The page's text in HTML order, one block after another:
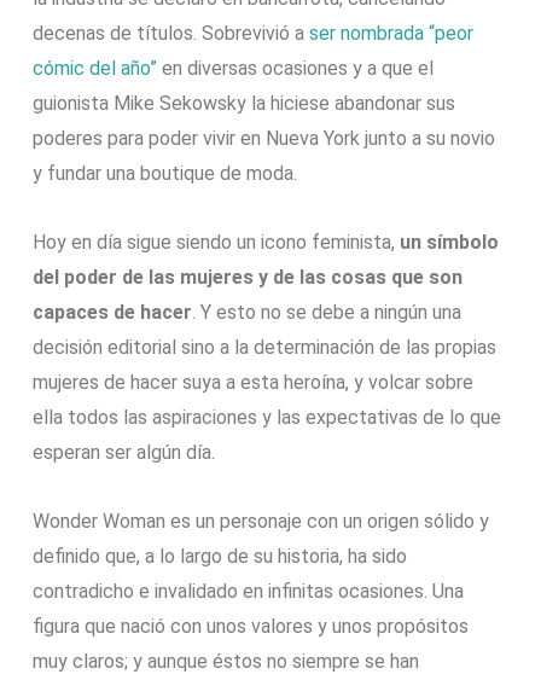
decenas de títulos. Sobrevivió aser nombrada “peor
cómic del año” en diversas ocasiones y a que el
guionista Mike Sekowsky la hiciese abandonar sus
poderes para poder vivir en Nueva York junto a su novio
y fundar una boutique de moda.
Hoy en día sigue siendo un icono feminista, un símbolo
del poder de las mujeres y de las cosas que son
capaces de hacer. Y esto no se debe a ningún una
decisión editorial sino a la determinación de las propias
mujeres de hacer suya a esta heroína, y volcar sobre
ella todos las aspiraciones y las expectativas de lo que
esperan ser algún día.
Wonder Woman es un personaje con un origen sólido y
definido que, a lo largo de su historia, ha sido
contradicho e invalidado en infinitas ocasiones. Una
figura que nació con unos valores y unos propósitos
muy claros; y aunque éstos no siempre se han